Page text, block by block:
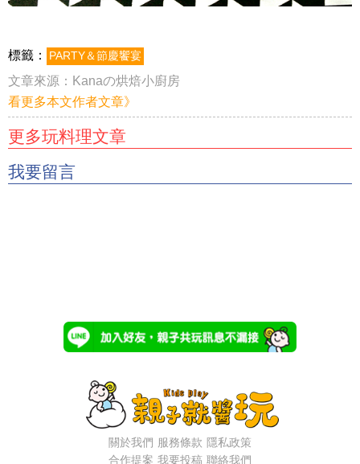
標籤： PARTY＆節慶饗宴
文章來源： Kanaの烘焙小廚房
看更多本文作者文章》
更多玩料理文章
我要留言
關於我們 服務條款 隱私政策
合作提案 我要投稿 聯絡我們